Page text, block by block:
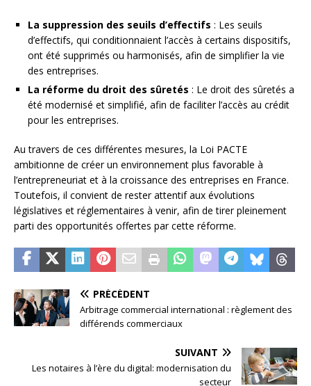
La suppression des seuils d’effectifs : Les seuils
d’effectifs, qui conditionnaient l’accès à certains dispositifs,
ont été supprimés ou harmonisés, afin de simplifier la vie
des entreprises.
La réforme du droit des sûretés : Le droit des sûretés a
été modernisé et simplifié, afin de faciliter l’accès au crédit
pour les entreprises.
Au travers de ces différentes mesures, la Loi PACTE
ambitionne de créer un environnement plus favorable à
l’entrepreneuriat et à la croissance des entreprises en France.
Toutefois, il convient de rester attentif aux évolutions
législatives et réglementaires à venir, afin de tirer pleinement
parti des opportunités offertes par cette réforme.
PRÉCÉDENT
Arbitrage commercial international : règlement des
différends commerciaux
SUIVANT
Les notaires à l’ère du digital: modernisation du
secteur